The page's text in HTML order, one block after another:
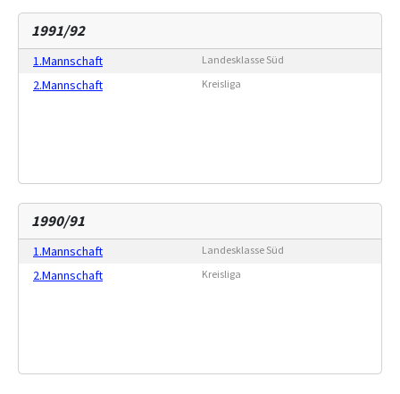
1991/92
1.Mannschaft Landesklasse Süd
2.Mannschaft Kreisliga
1990/91
1.Mannschaft Landesklasse Süd
2.Mannschaft Kreisliga